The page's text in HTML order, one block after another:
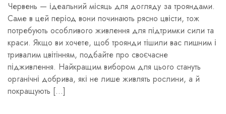
Червень — ідеальний місяць для догляду за трояндами.
Саме в цей період вони починають рясно цвісти, тож
потребують особливого живлення для підтримки сили та
краси. Якщо ви хочете, щоб троянди тішили вас пишним і
тривалим цвітінням, подбайте про своєчасне
підживлення. Найкращим вибором для цього стануть
органічні добрива, які не лише живлять рослини, а й
покращують […]